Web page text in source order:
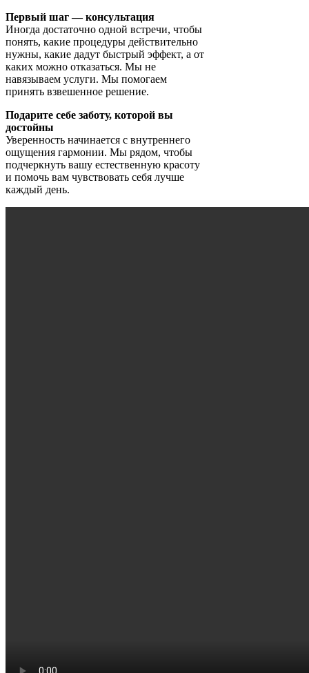
Первый шаг — консультация
Иногда достаточно одной встречи, чтобы
понять, какие процедуры действительно
нужны, какие дадут быстрый эффект, а от
каких можно отказаться. Мы не
навязываем услуги. Мы помогаем
принять взвешенное решение.
Подарите себе заботу, которой вы
достойны
Уверенность начинается с внутреннего
ощущения гармонии. Мы рядом, чтобы
подчеркнуть вашу естественную красоту
и помочь вам чувствовать себя лучше
каждый день.